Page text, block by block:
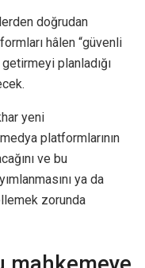
doğrudan
hâlen “güvenli
planladığı
yeni
platformlarının
ve bu
ya da
zorunda